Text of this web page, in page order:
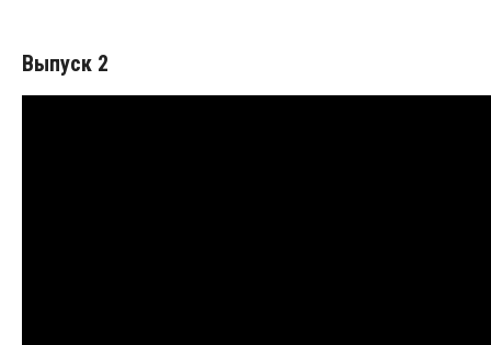
Выпуск 2